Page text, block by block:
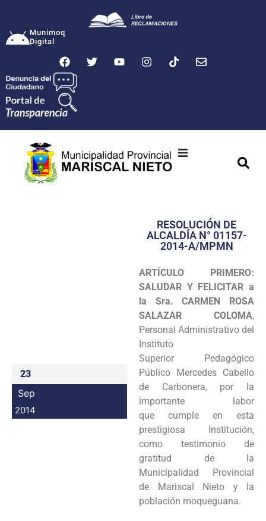
Munimoq
Digital
Transparencia
Programas
Intranet
23
Sep
2014
RESOLUCIÓN DE
ALCALDÍA N° 01157-
2014-A/MPMN
ARTÍCULO PRIMERO:
SALUDAR Y FELICITAR a
la Sra.CARMEN ROSA
SALAZAR COLOMA,
Personal Administrativo del
Instituto
Superior Pedagógico
Público Mercedes Cabello
de Carbonera, por la
importante labor
que cumple en esta
prestigiosa Institución,
como testimonio de
gratitud de la
Municipalidad Provincial
de Mariscal Nieto y la
población moqueguana.